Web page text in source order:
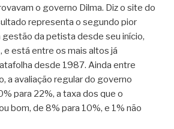
o governo Dilma. Diz o site do
representa o segundo pior
gestão da petista desde seu início,
e está entre os mais altos já
desde 1987. Ainda entre
a avaliação regular do governo
para 22%, a taxa dos que o
bom, de 8% para 10%, e 1% não